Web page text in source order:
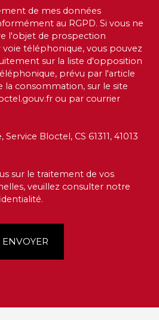
de mes données
au RGPD. Si vous ne
l'objet de prospection
téléphonique, vous pouvez
sur la liste d'opposition
prévu par l'article
la consommation, sur le site
ou par courrier
Bloctel, CS 61311, 41013
sur le traitement de vos
veuillez consulter notre
.
ENVOYER